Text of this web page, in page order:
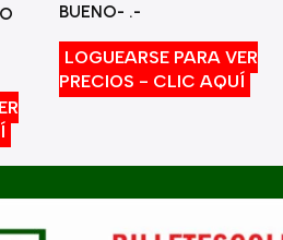
BUENO- .-
LOGUEARSE PARA VER
PRECIOS - CLIC AQUÍ